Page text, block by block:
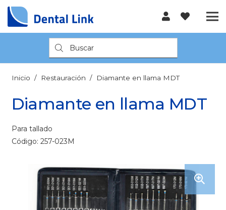
Búsqueda
de
productos
Inicio / Restauración / Diamante en llama MDT
Diamante en llama MDT
Para tallado
Código: 257-023M